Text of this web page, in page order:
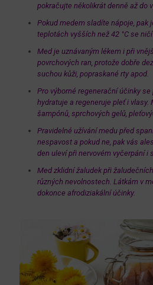
pokračujte několikrát denně až do
Pokud medem sladíte nápoje, pak
teplotách vyšších než 42 °C se
Med je uznávaným lékem i při
povrchových ran, protože dobře
suchou kůži, popraskané rty apod.
Pro výborné regenerační účinky
hydratuje a regeneruje pleť i vlasy.
šampónů, sprchových gelů,
Pravidelné užívání medu před
nespavost a pokud ne, pak vás
den uleví při nervovém vyčerpání i
Med zklidní žaludek při
různých nevolnostech. Látkám v
dokonce afrodiziakální účinky.